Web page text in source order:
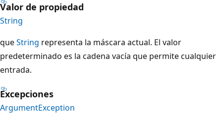
Valor de propiedad
String
queString representa la máscara actual. El valor
predeterminado es la cadena vacía que permite cualquier
entrada.
Excepciones
ArgumentException